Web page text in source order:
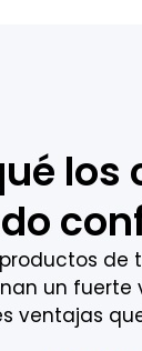
los
un fuerte
ventajas